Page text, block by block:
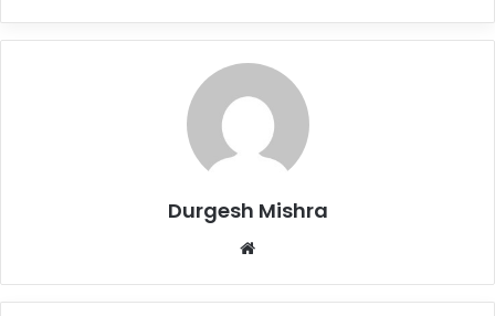
Durgesh Mishra
Website